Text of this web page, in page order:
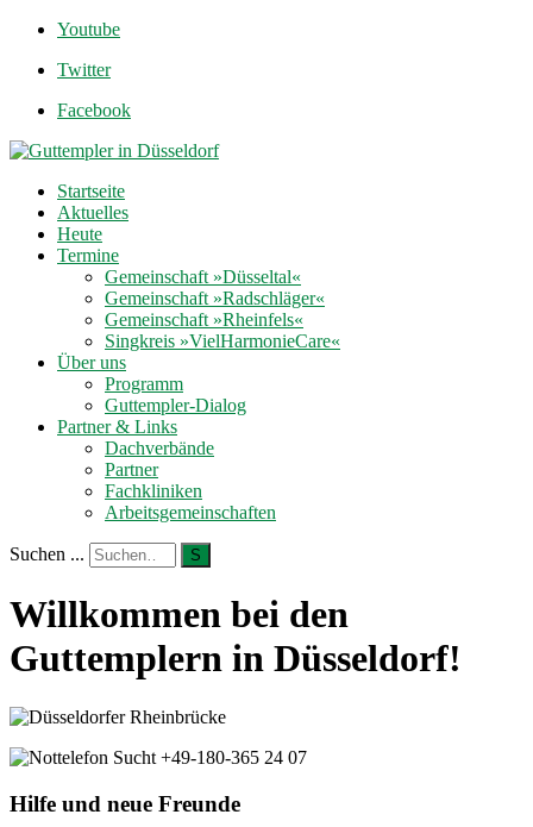
Youtube
Twitter
Facebook
Startseite
Aktuelles
Heute
Termine
Gemeinschaft »Düsseltal«
Gemeinschaft »Radschläger«
Gemeinschaft »Rheinfels«
Singkreis »VielHarmonieCare«
Über uns
Programm
Guttempler-Dialog
Partner & Links
Dachverbände
Partner
Fachkliniken
Arbeitsgemeinschaften
Suchen ... S
Willkommen bei den
Guttemplern in Düsseldorf!
Hilfe und neue Freunde